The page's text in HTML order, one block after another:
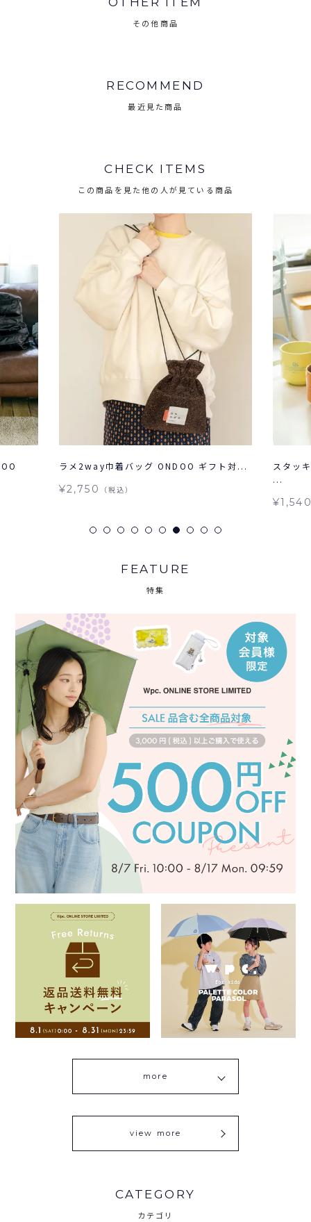
その他商品
RECOMMEND
最近見た商品
CHECK ITEMS
この商品を見た他の人が見ている商品
ラメ2way巾着バッグ ONDOO ギフト対...
¥2,750 （税込）
スタッ
...
FEATURE
特集
more
view more
CATEGORY
カテゴリ